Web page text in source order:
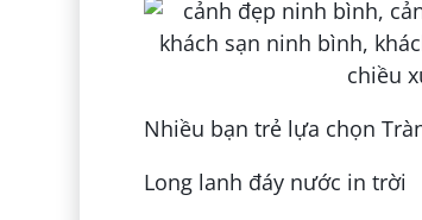
Nhiều bạn trẻ lựa chọn
Long lanh đáy nước in trời